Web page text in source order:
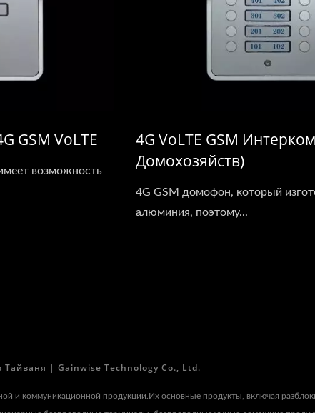
GSM VoLTE
возможность
4G VoLTE GSM
Домохозяйств)
4G GSM домофон, который
алюминия, поэтому...
| Gainwise Technology Co., Ltd.
и коммуникационной продукции.Их основные продукты, включая